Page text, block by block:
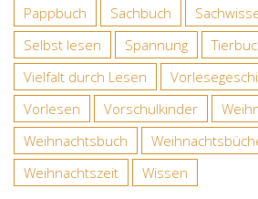
Pappbuch
Sachbuch
Selbst lesen
Spannung
Vielfalt durch Lesen
Vorlesen
Vorschulkinder
Weihnachtsbuch
Weihnachtszeit
Wissen